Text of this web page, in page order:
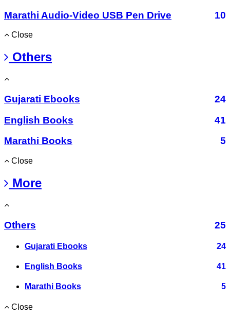
Marathi Audio-Video USB Pen Drive
10
Close
Others
Gujarati Ebooks
24
English Books
41
Marathi Books
5
Close
More
Others 25
Gujarati Ebooks 24
English Books 41
Marathi Books 5
Close